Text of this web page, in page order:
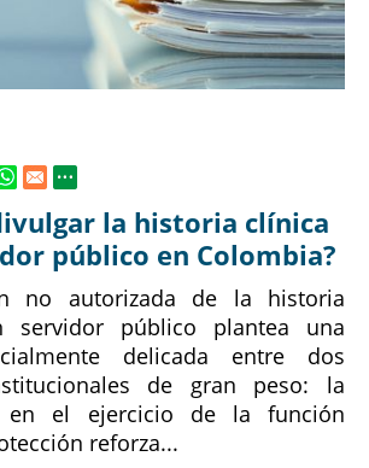
la historia clínica
público en Colombia?
no autorizada de la historia
servidor público plantea una
delicada entre dos
de gran peso: la
en el ejercicio de la función
reforza...